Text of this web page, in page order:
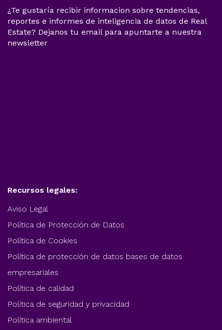
¿Te gustaría recibir informacion sobre tendencias,
reportes e informes de inteligencia de datos de Real
Estate? Dejanos tu email para apuntarte a nuestra
newsletter
Recursos legales:
Aviso Legal
Política de Protección de Datos
Política de Cookies
Política de protección de datos bases de datos
empresariales
Política de calidad
Política de seguridad y privacidad
Política ambiental